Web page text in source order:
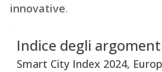
innovative.
Indice degli
Smart City Index 2024,